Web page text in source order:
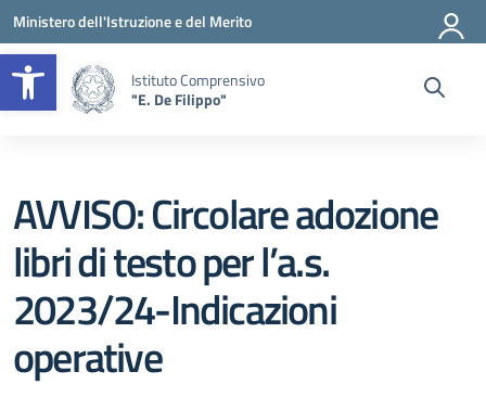
Apri la barra degli strumenti
Vai ai contenuti
Vai al menu di navigazione
Vai al footer
Ministero dell'Istruzione e del Merito
Istituto Comprensivo
"E. De Filippo"
AVVISO: Circolare adozione
libri di testo per l’a.s.
2023/24-Indicazioni
operative